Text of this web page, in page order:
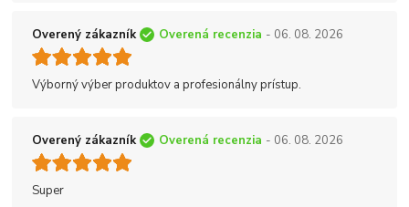
Overený zákazník Overená recenzia - 06. 08. 2026
Výborný výber produktov a profesionálny prístup.
Overený zákazník Overená recenzia - 06. 08. 2026
Super